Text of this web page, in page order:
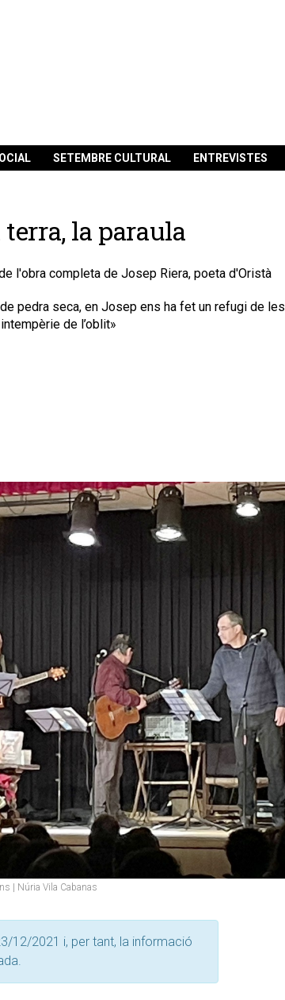
SETEMBRE CULTURAL ENTREVISTES
la paraula
l'obra completa de Josep Riera, poeta d'Oristà
pedra seca, en Josep ens ha fet un refugi de les
de l’oblit»
| Núria Vila Cabanas
12/2021 i, per tant, la informació